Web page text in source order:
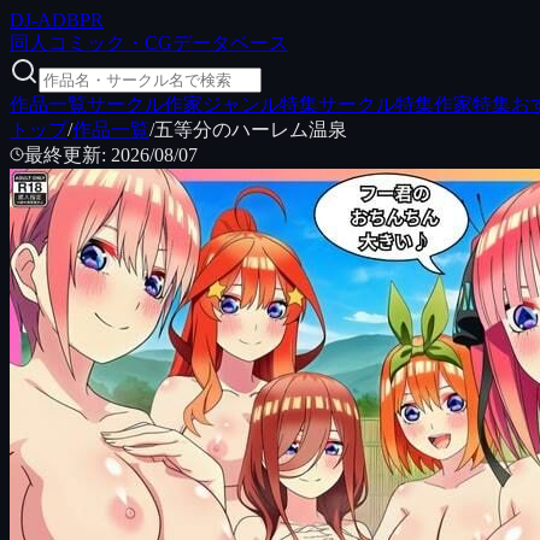
DJ-ADBPR
同人コミック・CGデータベース
作品一覧サークル作家ジャンル特集サークル特集作家特集お
トップ/作品一覧/五等分のハーレム温泉
最終更新: 2026/08/07